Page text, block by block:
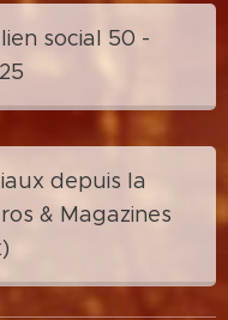
social 50 -
depuis la
& Magazines